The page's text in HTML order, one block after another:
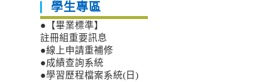
學生專區
●【畢業標準】
註冊組重要訊息
●線上申請重補修
●成績查詢系統
●學習歷程檔案系統(日)